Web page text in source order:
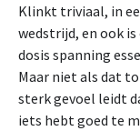
Klinkt triviaal, in
wedstrijd, en ook is
dosis spanning
Maar niet als dat
sterk gevoel leidt
iets hebt goed te